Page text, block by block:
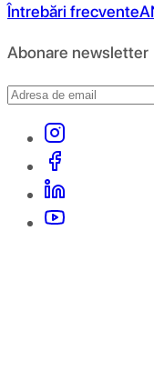
Întrebări frecvente
Abonare newsletter